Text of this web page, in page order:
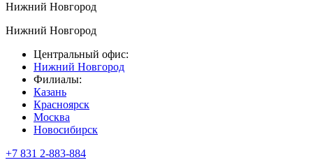
Нижний Новгород
Нижний Новгород
Центральный офис:
Нижний Новгород
Филиалы:
Казань
Красноярск
Москва
Новосибирск
+7 831 2-883-884